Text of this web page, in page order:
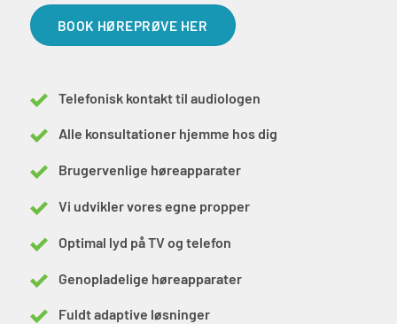
BOOK HØREPRØVE HER
Telefonisk kontakt til audiologen
Alle konsultationer hjemme hos dig
Brugervenlige høreapparater
Vi udvikler vores egne propper
Optimal lyd på TV og telefon
Genopladelige høreapparater
Fuldt adaptive løsninger